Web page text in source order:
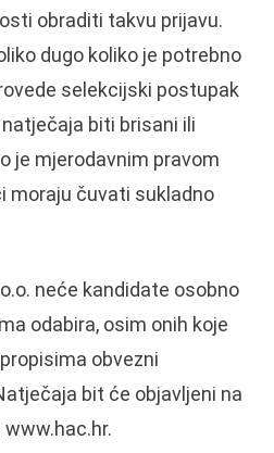
obraditi takvu prijavu.
dugo koliko je potrebno
selekcijski postupak
biti brisani ili
je mjerodavnim pravom
moraju čuvati sukladno
neće kandidate osobno
odabira, osim onih koje
obvezni
bit će objavljeni na
www.hac.hr.